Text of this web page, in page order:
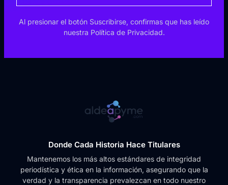
Al presionar el botón Suscribirse, confirmas que has leído
nuestra Política de Privacidad.
Donde Cada Historia Hace Titulares
Mantenemos los más altos estándares de integridad
periodística y ética en la información, asegurando que la
verdad y la transparencia prevalezcan en todo nuestro